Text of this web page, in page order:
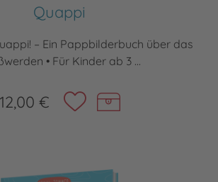
Quappi
– Ein Pappbilderbuch über das
• Für Kinder ab 3 ...
12,00 €